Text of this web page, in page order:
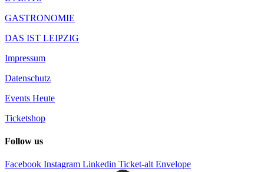
GASTRONOMIE
DAS IST LEIPZIG
Impressum
Datenschutz
Events Heute
Ticketshop
Follow us
Facebook Instagram Linkedin Ticket-alt Envelope